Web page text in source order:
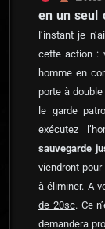
en un seul
l’instant je
cette action :
homme en
porte à
le garde
exécutez
sauvegarde
viendront
à éliminer. A
de 20sc. Ce
demandera